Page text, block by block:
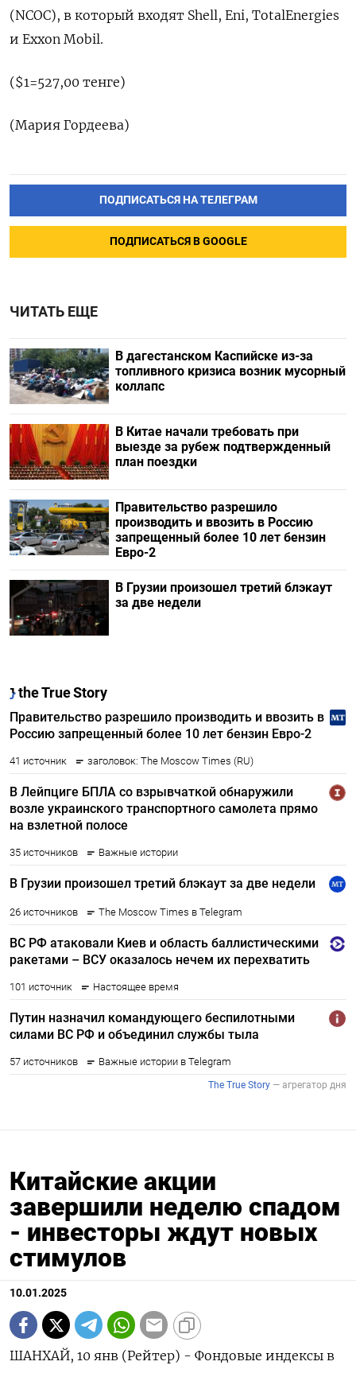
(NCOC), в который входят Shell, Eni, TotalEnergies
и Exxon Mobil.
($1=527,00 тенге)
(Мария Гордеева)
ПОДПИСАТЬСЯ НА ТЕЛЕГРАМ
ПОДПИСАТЬСЯ В GOOGLE
ЧИТАТЬ ЕЩЕ
В дагестанском Каспийске из-за
топливного кризиса возник мусорный
коллапс
В Китае начали требовать при
выезде за рубеж подтвержденный
план поездки
Правительство разрешило
производить и ввозить в Россию
запрещенный более 10 лет бензин
Евро-2
В Грузии произошел третий блэкаут
за две недели
Китайские акции
завершили неделю спадом
- инвесторы ждут новых
стимулов
10.01.2025
ШАНХАЙ, 10 янв (Рейтер) - Фондовые индексы в